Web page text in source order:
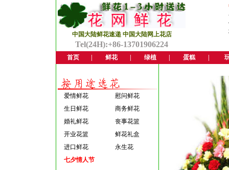
中国大陆鲜花速递 中国大陆网上花店
Tel(24H):+86-13701906224
首页 鲜花 绿植 蛋糕
爱情鲜花
慰问鲜花
生日鲜花
商务鲜花
婚礼鲜花
丧事花篮
开业花篮
鲜花礼盒
进口鲜花
永生花
七夕情人节